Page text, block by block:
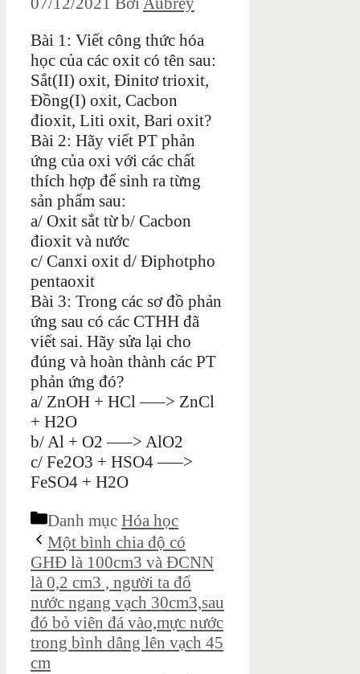
Bài 1: Viết công thức hóa
học của các oxit có tên sau:
Sắt(II) oxit, Đinitơ trioxit,
Đồng(I) oxit, Cacbon
đioxit, Liti oxit, Bari oxit?
Bài 2: Hãy viết PT phản
ứng của oxi với các chất
thích hợp để sinh ra từng
sản phẩm sau:
a/ Oxit sắt từ b/ Cacbon
đioxit và nước
c/ Canxi oxit d/ Điphotpho
pentaoxit
Bài 3: Trong các sơ đồ phản
ứng sau có các CTHH đã
viết sai. Hãy sửa lại cho
đúng và hoàn thành các PT
phản ứng đó?
a/ ZnOH + HCl —–> ZnCl
+ H2O
b/ Al + O2 —–> AlO2
c/ Fe2O3 + HSO4 —–>
FeSO4 + H2O
Danh mục Hóa học
Một bình chia độ có
GHĐ là 100cm3 và ĐCNN
là 0,2 cm3 , người ta đổ
nước ngang vạch 30cm3,sau
đó bỏ viên đá vào,mực nước
trong bình dâng lên vạch 45
cm